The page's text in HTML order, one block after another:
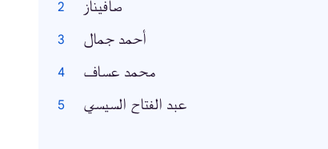
صافيناز
أحمد جمال
محمد عساف
عبد الفتاح السيسي